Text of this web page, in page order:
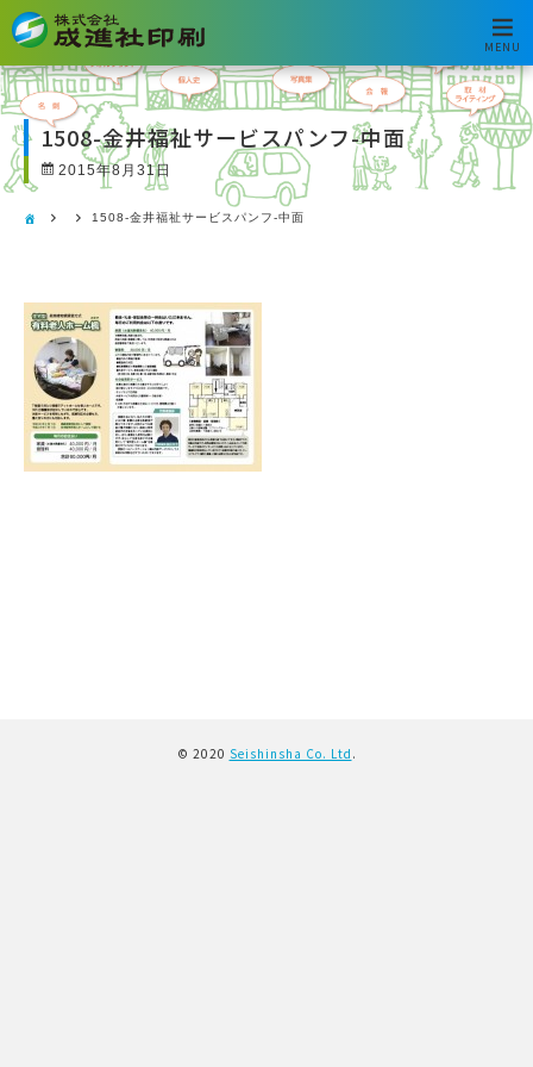
MENU
1508-金井福祉サービスパンフ-中面
2015年8月31日
1508-金井福祉サービスパンフ-中面
© 2020 Seishinsha Co. Ltd .